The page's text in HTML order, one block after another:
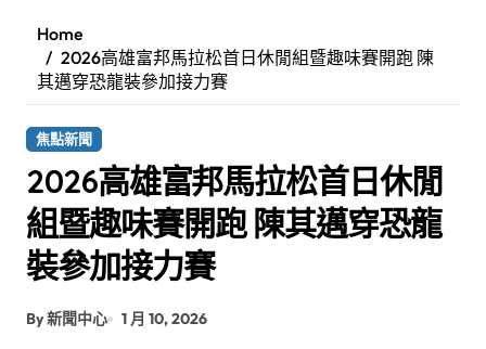
Home
2026高雄富邦馬拉松首日休閒組暨趣味賽開跑 陳
其邁穿恐龍裝參加接力賽
焦點新聞
2026高雄富邦馬拉松首日休閒
組暨趣味賽開跑 陳其邁穿恐龍
裝參加接力賽
By 新聞中心 1 月 10, 2026